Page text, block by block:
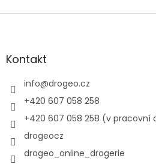
Z
aKontakt
info@drogeo.cz
+420 607 058 258
+420 607 058 258 (v pracovní
drogeocz
drogeo_online_drogerie